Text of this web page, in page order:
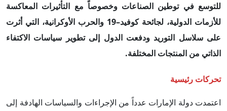
للتوسع في توطين الصناعات وخصوصاً مع التأثيرات المعاكسة
للأزمات الدولية، لجائحة كوفيد–19 والحرب الأوكرانية، التي أثرت
على سلاسل التوريد ودفعت الدول إلى تطوير سياسات الاكتفاء
الذاتي من المنتجات المختلفة.
تحركات رئيسية
اعتمدت دولة الإمارات عدداً من الإجراءات والسياسات الهادفة إلى